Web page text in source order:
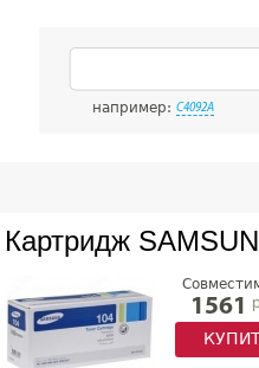
например: C4092A
Картридж
1561